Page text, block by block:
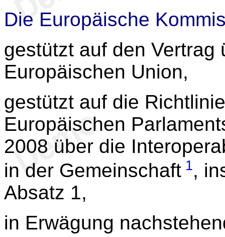
Die Europäische
gestützt auf den Vertrag
Europäischen Union,
gestützt auf die
Europäischen
2008 über die
in der Gemeinschaft 1,
Absatz 1,
in Erwägung